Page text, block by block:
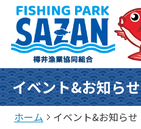
イベント&お知らせ
ホーム イベント&お知らせ